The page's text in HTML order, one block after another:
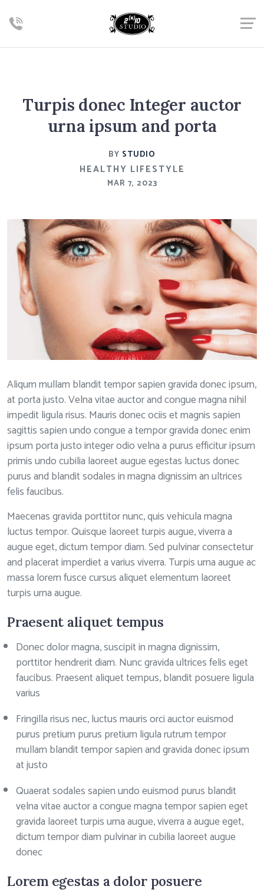
Turpis donec Integer auctor
urna ipsum and porta
BY STUDIO
HEALTHY LIFESTYLE
MAR 7, 2023
Aliqum mullam blandit tempor sapien gravida donec ipsum,
at porta justo. Velna vitae auctor and congue magna nihil
impedit ligula risus. Mauris donec ociis et magnis sapien
sagittis sapien undo congue a tempor gravida donec enim
ipsum porta justo integer odio velna a purus efficitur ipsum
primis undo cubilia laoreet augue egestas luctus donec
purus and blandit sodales in magna dignissim an ultrices
felis faucibus.
Maecenas gravida porttitor nunc, quis vehicula magna
luctus tempor. Quisque laoreet turpis augue, viverra a
augue eget, dictum tempor diam. Sed pulvinar consectetur
and placerat imperdiet a varius viverra. Turpis urna augue ac
massa lorem fusce cursus aliquet elementum laoreet
turpis urna augue.
Praesent aliquet tempus
Donec dolor magna, suscipit in magna dignissim,
porttitor hendrerit diam. Nunc gravida ultrices felis eget
faucibus. Praesent aliquet tempus, blandit posuere ligula
varius
Fringilla risus nec, luctus mauris orci auctor euismod
purus pretium purus pretium ligula rutrum tempor
mullam blandit tempor sapien and gravida donec ipsum
at justo
Quaerat sodales sapien undo euismod purus blandit
velna vitae auctor a congue magna tempor sapien eget
gravida laoreet turpis urna augue, viverra a augue eget,
dictum tempor diam pulvinar in cubilia laoreet augue
donec
Lorem egestas a dolor posuere